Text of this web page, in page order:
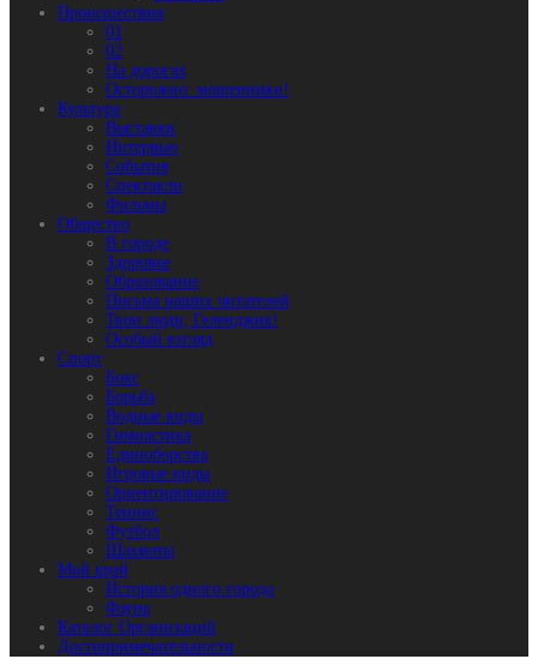
Происшествия
01
02
На дорогах
Осторожно: мошенники!
Культура
Выставки
Интервью
События
Спектакли
Фильмы
Общество
В городе
Здоровье
Образование
Письма наших читателей
Твои люди, Геленджик!
Особый взгляд
Спорт
Бокс
Борьба
Водные виды
Гимнастика
Единоборства
Игровые виды
Ориентирование
Теннис
Футбол
Шахматы
Мой край
История одного города
Фауна
Каталог Организаций
Достопримечательности